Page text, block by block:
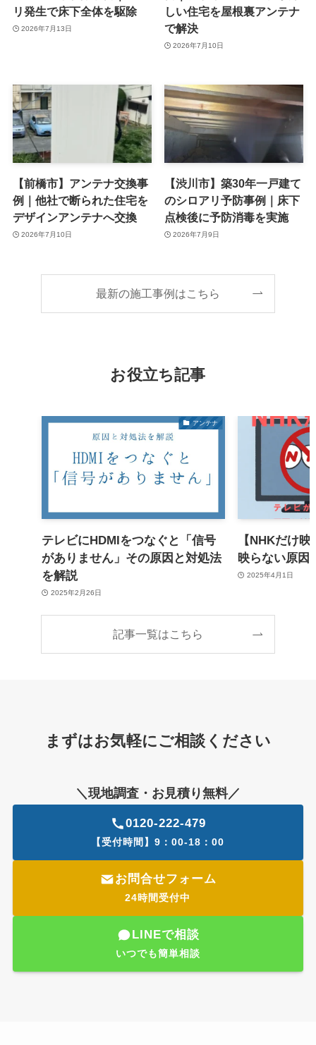
リ発生で床下全体を駆除
2026年7月13日
しい住宅を屋根裏アンテナ
で解決
2026年7月10日
【前橋市】アンテナ交換事
例｜他社で断られた住宅を
デザインアンテナへ交換
2026年7月10日
【渋川市】築30年一戸建て
のシロアリ予防事例｜床下
点検後に予防消毒を実施
2026年7月9日
最新の施工事例はこちら
お役立ち記事
アンテナ
テレビにHDMIをつなぐと「信号
がありません」その原因と対処法
を解説
2025年2月26日
【NHKだけ
映らない原因
2025年4月1日
記事一覧はこちら
まずはお気軽にご相談ください
＼現地調査・お見積り無料／
0120-222-479
【受付時間】9：00-18：00
お問合せフォーム
24時間受付中
LINEで相談
いつでも簡単相談